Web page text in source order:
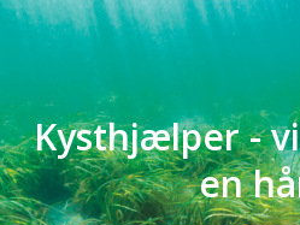
Kysthjælper -
en